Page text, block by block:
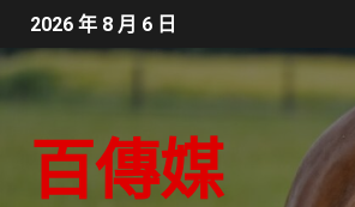
2026 年 8 月 6 日
百傳媒